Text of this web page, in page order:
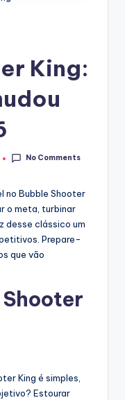
King:
No Comments
no Bubble Shooter
o meta, turbinar
desse clássico um
Prepare-
que vão
King é simples,
Estourar